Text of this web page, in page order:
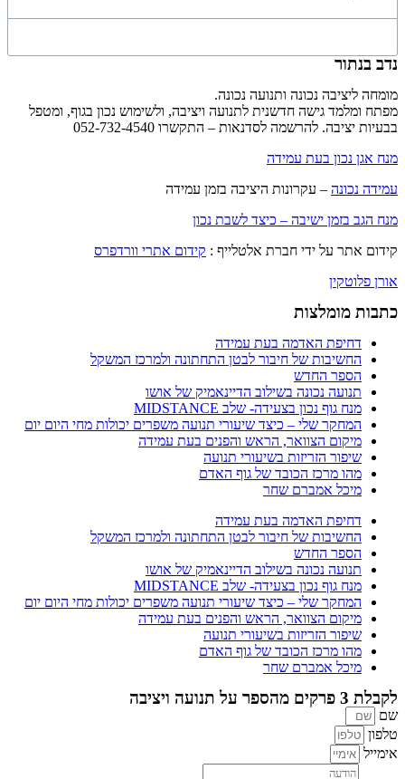
נדב בנתור
מומחה ליציבה נכונה ותנועה נכונה.
מפתח ומלמד גישה חדשנית לתנועה ויציבה, ולשימוש נכון בגוף, ומטפל
בבעיות יציבה. להרשמה לסדנאות – התקשרו 052-732-4540
מנח אגן נכון בעת עמידה
עמידה נכונה – עקרונות היציבה בזמן עמידה
מנח הגב בזמן ישיבה – כיצד לשבת נכון
קידום אתר על ידי חברת אלטלייף : קידום אתרי וורדפרס
אורן פלוטקין
כתבות מומלצות
דחיפת האדמה בעת עמידה
החשיבות של חיבור לבטן התחתונה ולמרכז המשקל
הספר החדש
תנועה נכונה בשילוב הדיינאמיק של אושו
מנח גוף נכון בצעידה- שלב MIDSTANCE
המחקר שלי – כיצד שיעורי תנועה משפרים יכולות מחי היום יום
מיקום הצוואר, הראש והפנים בעת עמידה
שיפור הזריזות בשיעורי תנועה
מהו מרכז הכובד של גוף האדם
מיכל אמברם שחר
דחיפת האדמה בעת עמידה
החשיבות של חיבור לבטן התחתונה ולמרכז המשקל
הספר החדש
תנועה נכונה בשילוב הדיינאמיק של אושו
מנח גוף נכון בצעידה- שלב MIDSTANCE
המחקר שלי – כיצד שיעורי תנועה משפרים יכולות מחי היום יום
מיקום הצוואר, הראש והפנים בעת עמידה
שיפור הזריזות בשיעורי תנועה
מהו מרכז הכובד של גוף האדם
מיכל אמברם שחר
לקבלת 3 פרקים מהספר על תנועה ויציבה
שם
טלפון
אימייל